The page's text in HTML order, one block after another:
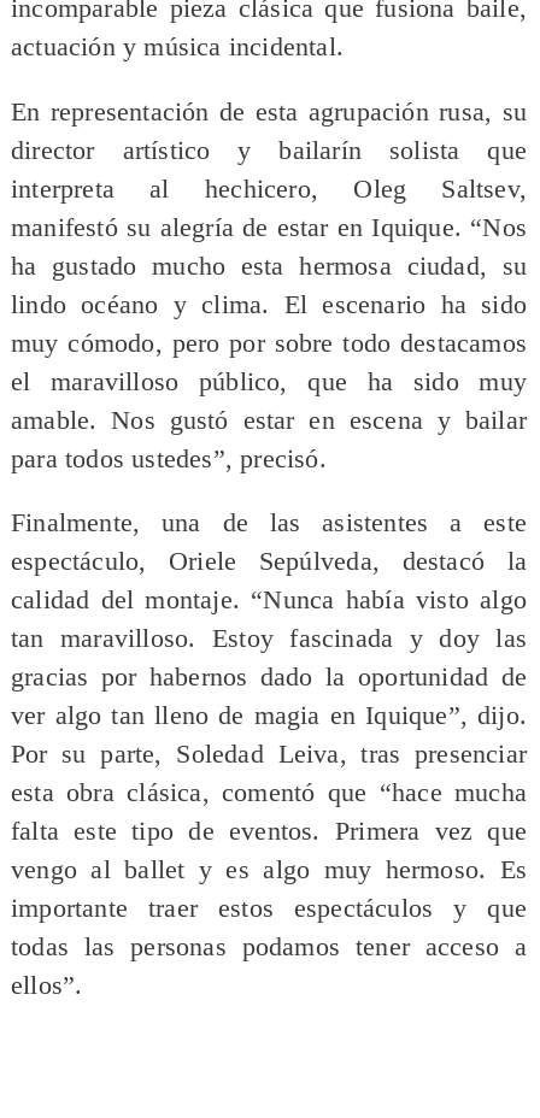
incomparable pieza clásica que fusiona baile,
actuación y música incidental.
En representación de esta agrupación rusa, su
director artístico y bailarín solista que
interpreta al hechicero, Oleg Saltsev,
manifestó su alegría de estar en Iquique. “Nos
ha gustado mucho esta hermosa ciudad, su
lindo océano y clima. El escenario ha sido
muy cómodo, pero por sobre todo destacamos
el maravilloso público, que ha sido muy
amable. Nos gustó estar en escena y bailar
para todos ustedes”, precisó.
Finalmente, una de las asistentes a este
espectáculo, Oriele Sepúlveda, destacó la
calidad del montaje. “Nunca había visto algo
tan maravilloso. Estoy fascinada y doy las
gracias por habernos dado la oportunidad de
ver algo tan lleno de magia en Iquique”, dijo.
Por su parte, Soledad Leiva, tras presenciar
esta obra clásica, comentó que “hace mucha
falta este tipo de eventos. Primera vez que
vengo al ballet y es algo muy hermoso. Es
importante traer estos espectáculos y que
todas las personas podamos tener acceso a
ellos”.